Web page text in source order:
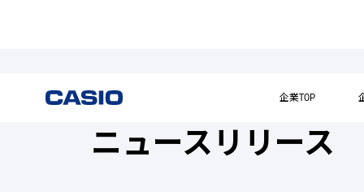
企業TOP
ニュースリリース